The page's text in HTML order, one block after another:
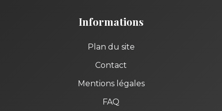
Informations
Plan du site
Contact
Mentions légales
FAQ